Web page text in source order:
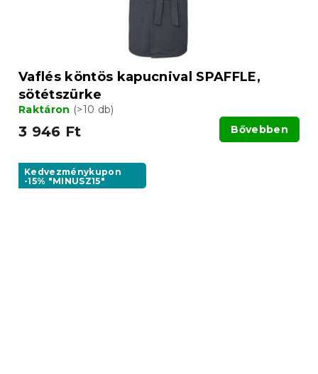
Vaflés köntös kapucnival SPAFFLE,
sötétszürke
Raktáron (>10 db)
3 946 Ft Bővebben
Kedvezménykupon
-15% "MINUSZ15"